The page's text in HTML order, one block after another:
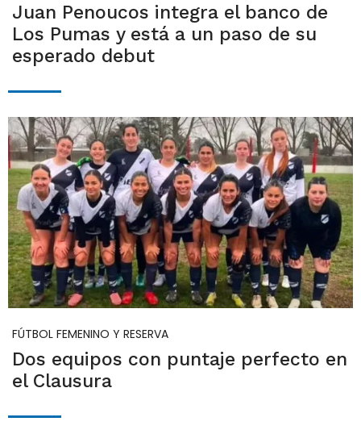
Juan Penoucos integra el banco de
Los Pumas y está a un paso de su
esperado debut
FÚTBOL FEMENINO Y RESERVA
Dos equipos con puntaje perfecto en
el Clausura